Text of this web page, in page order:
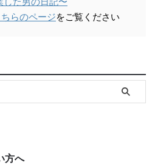
ちらのページをご覧ください
方へ